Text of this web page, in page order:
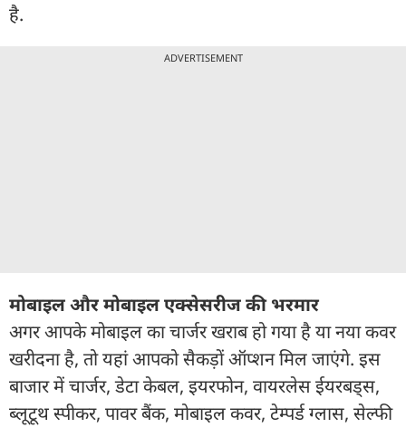
है.
ADVERTISEMENT
मोबाइल और मोबाइल एक्सेसरीज की भरमार
अगर आपके मोबाइल का चार्जर खराब हो गया है या नया कवर
खरीदना है, तो यहां आपको सैकड़ों ऑप्शन मिल जाएंगे. इस
बाजार में चार्जर, डेटा केबल, इयरफोन, वायरलेस ईयरबड्स,
ब्लूटूथ स्पीकर, पावर बैंक, मोबाइल कवर, टेम्पर्ड ग्लास, सेल्फी